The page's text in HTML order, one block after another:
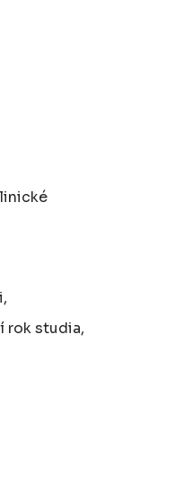
rok studia,